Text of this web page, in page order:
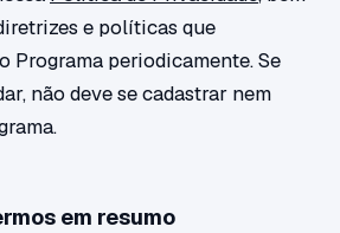
e políticas que
Programa periodicamente. Se
não deve se cadastrar nem
em resumo